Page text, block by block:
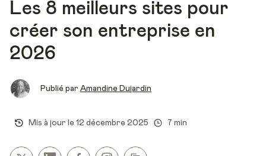
Les 8 meilleurs sites pour
créer son entreprise en
2026
Publié par Amandine Dujardin
Mis à jour le 12 décembre 2025 7 min